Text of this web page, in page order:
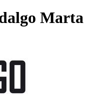
Marta